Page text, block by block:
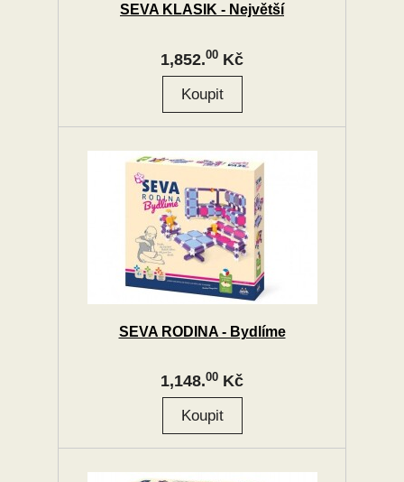
SEVA KLASIK - Největší
1,852.00 Kč
SEVA RODINA - Bydlíme
1,148.00 Kč